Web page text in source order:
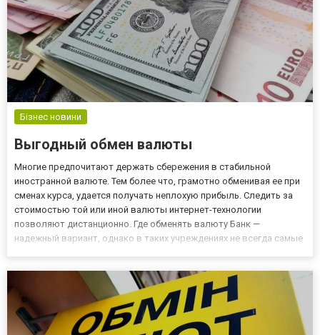
Бізнес новини
Выгодный обмен валюты
Многие предпочитают держать сбережения в стабильной
иностранной валюте. Тем более что, грамотно обменивая ее при
сменах курса, удается получать неплохую прибыль. Следить за
стоимостью той или иной валюты интернет-технологии
позволяют дистанционно. Где обменять валюту Банк —
надежный вариант, однако в таких учреждениях не всегда самые